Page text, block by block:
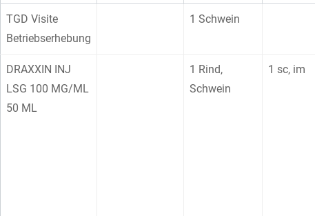
TGD Visite
Betriebserhebung
1 Schwein
DRAXXIN INJ
LSG 100 MG/ML
50 ML
1 Rind,
Schwein
1 sc, im